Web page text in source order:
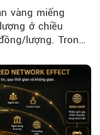
vàng miếng
ở chiều
lượng. Trong